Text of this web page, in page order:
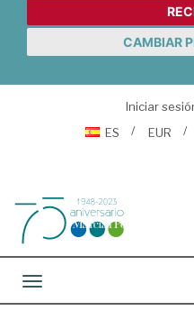
CAMBIAR
Iniciar
ES
EUR
Toggle navigation